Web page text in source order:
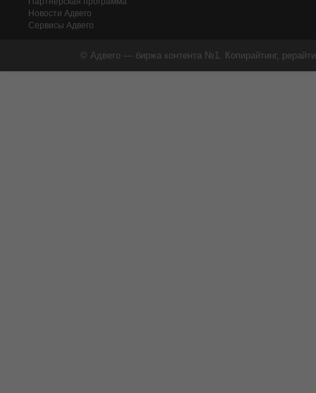
Новости Адвего
Сервисы Адвего
© Адвего — биржа контента №1. Копирайтинг,